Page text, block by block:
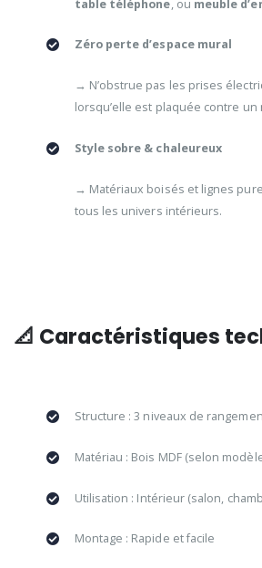
table téléphone, ou meuble
Zéro perte d’espace mural
→ N’obstrue pas les prises
lorsqu’elle est plaquée contre un
Style sobre & chaleureux
→ Matériaux boisés et lignes
tous les univers intérieurs.
📐 Caractéristiques
Structure : 3 niveaux de
Matériau : Bois MDF (selon
Utilisation : Intérieur (salon,
Montage : Rapide et facile